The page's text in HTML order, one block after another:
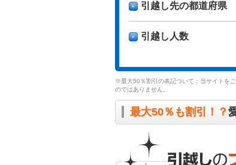
引越し先の都道府県
引越し人数
※最大50％割引の表記ついて：当サイトを
のではありません。
最大50％も割引！？